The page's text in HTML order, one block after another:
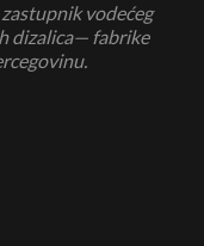
vodećeg
dizalica— fabrike